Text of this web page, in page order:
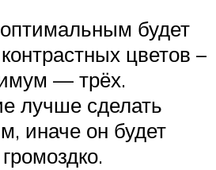
будет
цветов –
— трёх.
лучше сделать
иначе он будет